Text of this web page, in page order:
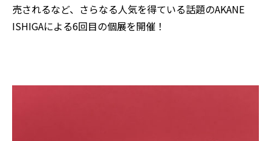
売されるなど、さらなる人気を得ている話題のAKANE
ISHIGAによる6回目の個展を開催！